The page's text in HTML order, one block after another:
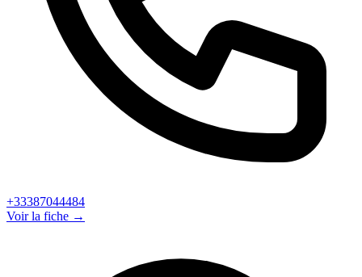
+33387044484
Voir la fiche →